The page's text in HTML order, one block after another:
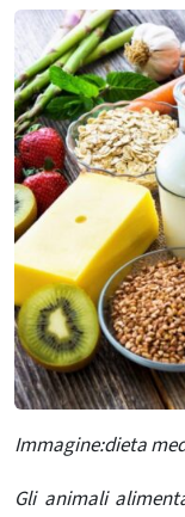
Immagine:dieta
Glianimali